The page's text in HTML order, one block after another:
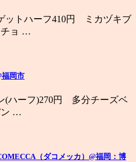
ットハーフ410円 ミカヅキブ
チョ …
福岡市
(ハーフ)270円 多分チーズベ
ン …
（ダコメッカ）@福岡：博